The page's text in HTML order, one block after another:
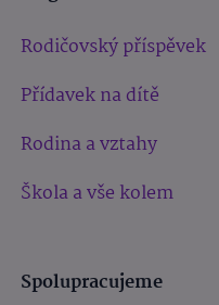
Rodičovský příspěvek
Přídavek na dítě
Rodina a vztahy
Škola a vše kolem
Spolupracujeme